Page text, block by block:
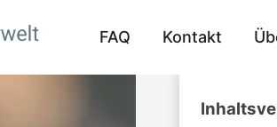
FAQ Kontakt